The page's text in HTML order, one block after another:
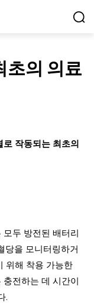
초의 의료
작동되는 최초의
두 방전된 배터리
당을 모니터링하거
위해 착용 가능한
전하는 데 시간이
.